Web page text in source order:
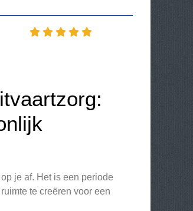
je af. Het is een periode
te creëren voor een